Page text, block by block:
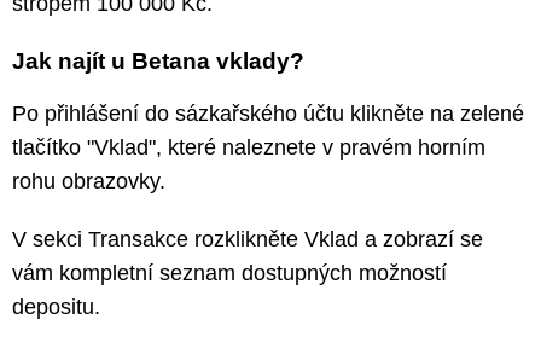
Jak najít u Betana vklady?
Po přihlášení do sázkařského účtu klikněte na zelené
tlačítko "Vklad", které naleznete v pravém horním
rohu obrazovky.
V sekci Transakce rozklikněte Vklad a zobrazí se
vám kompletní seznam dostupných možností
depositu.